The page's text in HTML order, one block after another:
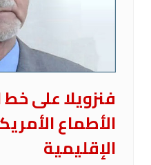
فنزويلا على
الأطماع
الإقليمية